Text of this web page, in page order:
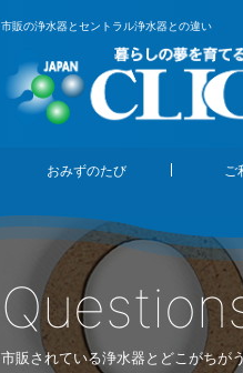
市販されている浄水器とどこがちが
市販の浄水器とセントラル浄水器との違い
おみずのたび ご